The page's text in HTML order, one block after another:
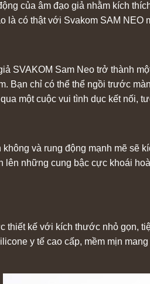
của âm đạo giả nhằm kích
là có thật với Svakom SAM NEO
SVAKOM Sam Neo trở thành
Bạn chỉ có thể thể ngồi trước
một cuộc vui tình dục kết nối,
và rung động mạnh mẽ sẽ
lên những cung bậc cực khoái
thiết kế với kích thước nhỏ gọn,
y tế cao cấp, mềm mịn